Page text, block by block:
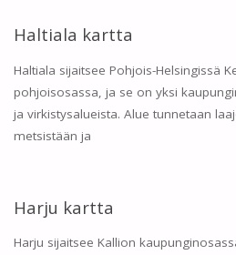
Haltiala kartta
Haltiala sijaitsee Pohjois-Helsingissä
pohjoisosassa, ja se on yksi
ja virkistysalueista. Alue tunnetaan
metsistään ja
Harju kartta
Harju sijaitsee Kallion